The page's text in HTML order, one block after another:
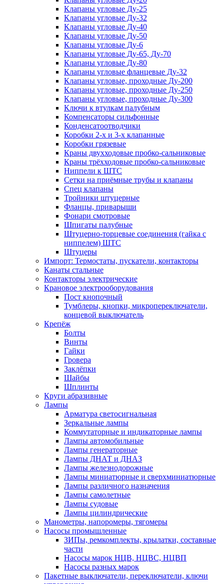
Клапаны угловые Ду-25
Клапаны угловые Ду-32
Клапаны угловые Ду-40
Клапаны угловые Ду-50
Клапаны угловые Ду-6
Клапаны угловые Ду-65, Ду-70
Клапаны угловые Ду-80
Клапаны угловые фланцевые Ду-32
Клапаны угловые, проходные Ду-200
Клапаны угловые, проходные Ду-250
Клапаны угловые, проходные Ду-300
Ключи к втулкам палубным
Компенсаторы сильфонные
Конденсатоотводчики
Коробки 2-х и 3-х клапанные
Коробки грязевые
Краны двухходовые пробко-сальниковые
Краны трёхходовые пробко-сальниковые
Ниппели к ШТС
Сетки на приёмные трубы и клапаны
Спец клапаны
Тройники штуцерные
Фланцы, приварыши
Фонари смотровые
Шпигаты палубные
Штуцерно-торцевые соединения (гайка с
ниппелем) ШТС
Штуцеры
Импорт: Термостаты, пускатели, контакторы
Канаты стальные
Контакторы электрические
Крановое электрооборудования
Пост кнопочный
Тумблеры, кнопки, микропереключатели,
концевой выключатель
Крепёж
Болты
Винты
Гайки
Гровера
Заклёпки
Шайбы
Шплинты
Круги абразивные
Лампы
Арматура светосигнальная
Зеркальные лампы
Коммутаторные и индикаторные лампы
Лампы автомобильные
Лампы генераторные
Лампы ДНАТ и ДНАЗ
Лампы железнодорожные
Лампы миниатюрные и сверхминиатюрные
Лампы различного назначения
Лампы самолетные
Лампы судовые
Лампы цилиндрические
Манометры, напоромеры, тягомеры
Насосы промышленные
ЗИПы, ремкомплекты, крылатки, составные
части
Насосы марок НЦВ, НЦВС, НЦВП
Насосы разных марок
Пакетные выключатели, переключатели, ключи